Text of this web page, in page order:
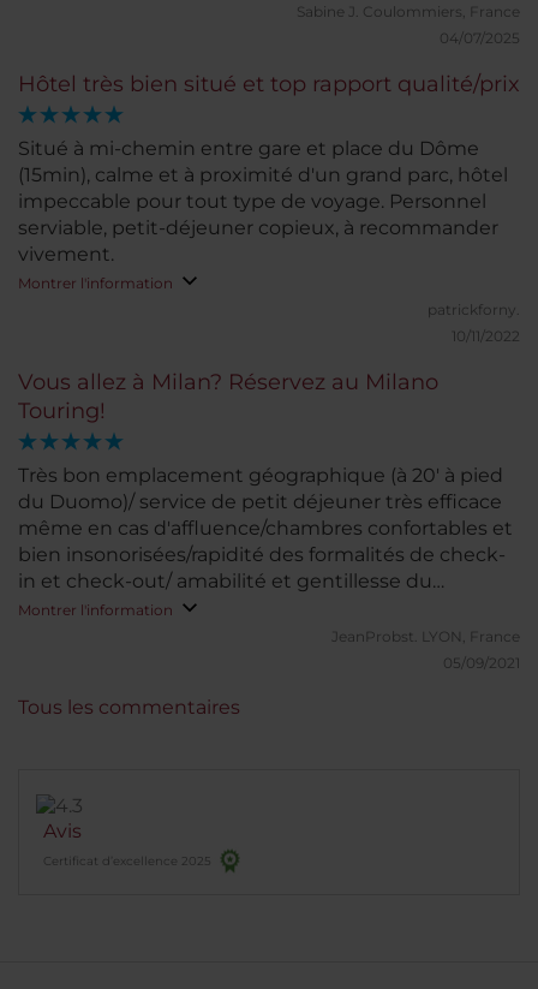
Sabine J. Coulommiers, France
04/07/2025
Hôtel très bien situé et top rapport qualité/prix
Situé à mi-chemin entre gare et place du Dôme
(15min), calme et à proximité d'un grand parc, hôtel
impeccable pour tout type de voyage. Personnel
serviable, petit-déjeuner copieux, à recommander
vivement.
Montrer l'information
patrickforny.
10/11/2022
Vous allez à Milan? Réservez au Milano
Touring!
Très bon emplacement géographique (à 20' à pied
du Duomo)/ service de petit déjeuner très efficace
même en cas d'affluence/chambres confortables et
bien insonorisées/rapidité des formalités de check-
in et check-out/ amabilité et gentillesse du
personnel en salle de petit déjeuner et au desk
Montrer l'information
JeanProbst. LYON, France
05/09/2021
Avis
Certificat d’excellence 2025
Tous les commentaires